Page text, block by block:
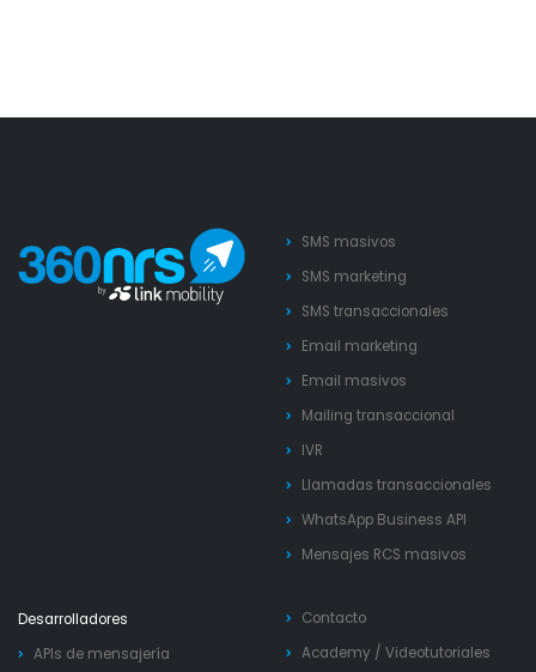
SMS masivos
SMS marketing
SMS transaccionales
Email marketing
Email masivos
Mailing transaccional
IVR
Llamadas transaccionales
WhatsApp Business API
Mensajes RCS masivos
Desarrolladores
APIs de mensajería
Contacto
Academy / Videotutoriales